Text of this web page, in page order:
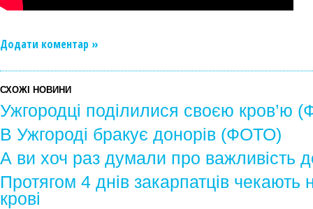
Додати коментар »
СХОЖІ НОВИНИ
Ужгородці поділилися своєю кров’ю
В Ужгороді бракує донорів (ФОТО)
А ви хоч раз думали про важливість
Протягом 4 днів закарпатців чекають
крові